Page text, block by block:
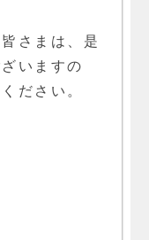
さまは、是
いますの
ださい。